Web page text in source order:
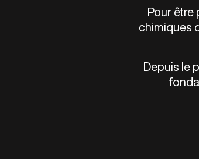
Pour
chimiques
Depuis le